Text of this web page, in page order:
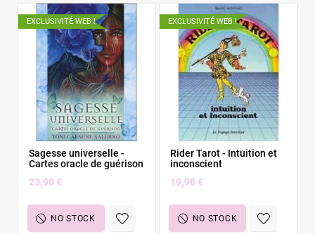
EXCLUSIVITÉ WEB !
Sagesse universelle -
Cartes oracle de guérison
23,90 €
NO STOCK
EXCLUSIVITÉ WEB !
Rider Tarot - Intuition et
inconscient
19,90 €
NO STOCK